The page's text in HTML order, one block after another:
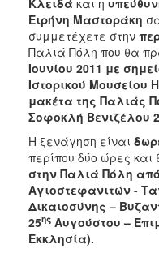
2011
2010
2006
ΤΟΠΟΣ
ΠΟΛΙΤΙΣΜΟΣ
Ειρήνη Μαστοράκη
συμμετέχετε στην
Παλιά Πόλη που θα
Ιουνίου 2011 με
Ιστορικού Μουσείου
μακέτα της Παλιάς
Σοφοκλή Βενιζέλου
Η ξενάγηση είναι
περίπου δύο ώρες
στην Παλιά Πόλη
Αγιοστεφανιτών -
Δικαιοσύνης –
25ης Αυγούστου –
Εκκλησία).